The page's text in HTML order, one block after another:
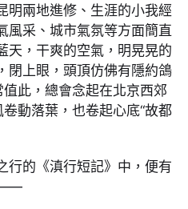
明兩地進修、生涯的小我經
風采、城市氣氛等方面簡直
天，干爽的空氣，明晃晃的
閉上眼，頭頂仿佛有隱約鴿
此，總會念起在北京西郊
動落葉，也卷起心底“故都
行的《滇行短記》中，便有
——